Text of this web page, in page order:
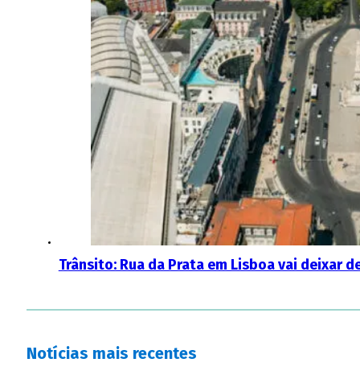
Trânsito: Rua da Prata em Lisboa vai deixar
Notícias mais recentes